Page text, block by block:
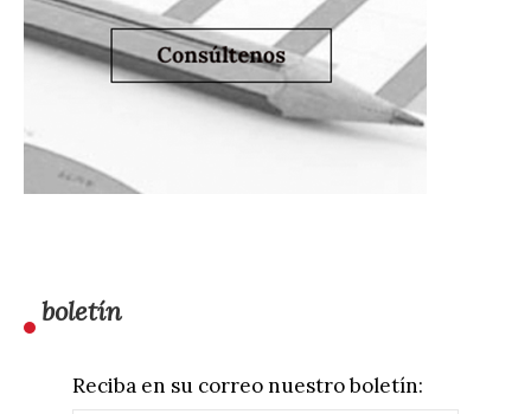
boletín
Reciba en su correo nuestro boletín: